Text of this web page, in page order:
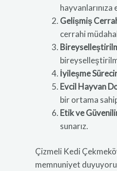
Gelişmiş
cerrahi
İyileşme
Evcil Hayvan
bir ortama
Etik ve
sunarız.
Çizmeli Kedi
memnuniyet